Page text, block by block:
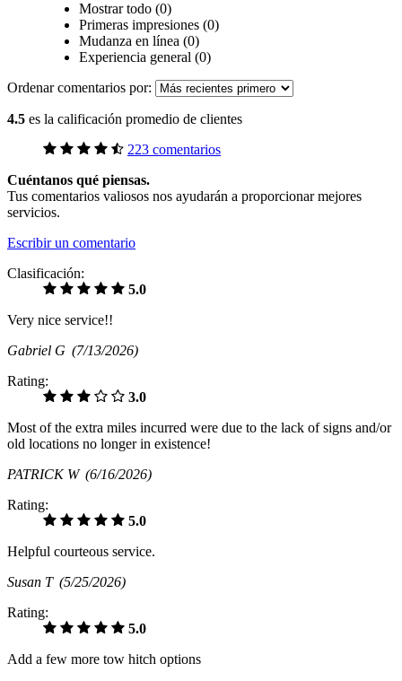
Mostrar todo (0)
Primeras impresiones (0)
Mudanza en línea (0)
Experiencia general (0)
Ordenar comentarios por:
4.5 es la calificación promedio de clientes
223 comentarios
Cuéntanos qué piensas.
Tus comentarios valiosos nos ayudarán a proporcionar mejores
servicios.
Escribir un comentario
Clasificación:
5.0
Very nice service!!
Gabriel G (7/13/2026)
Rating:
3.0
Most of the extra miles incurred were due to the lack of signs and/or
old locations no longer in existence!
PATRICK W (6/16/2026)
Rating:
5.0
Helpful courteous service.
Susan T (5/25/2026)
Rating:
5.0
Add a few more tow hitch options